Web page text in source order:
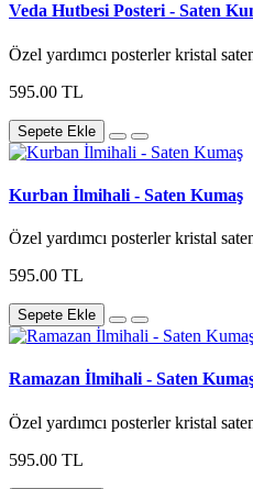
Veda Hutbesi Posteri - Saten
Özel yardımcı posterler kristal
595.00 TL
Sepete Ekle
Kurban İlmihali - Saten Kumaş
Özel yardımcı posterler kristal
595.00 TL
Sepete Ekle
Ramazan İlmihali - Saten
Özel yardımcı posterler kristal
595.00 TL